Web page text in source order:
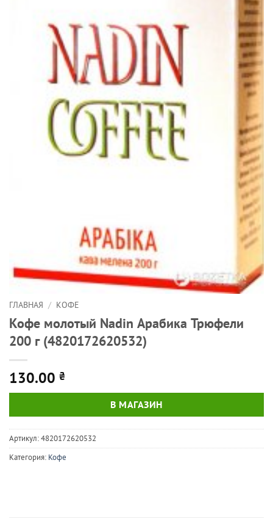
ГЛАВНАЯ / КОФЕ
Кофе молотый Nadin Арабика Трюфели
200 г (4820172620532)
130.00 ₴
В МАГАЗИН
Артикул:4820172620532
Категория: Кофе